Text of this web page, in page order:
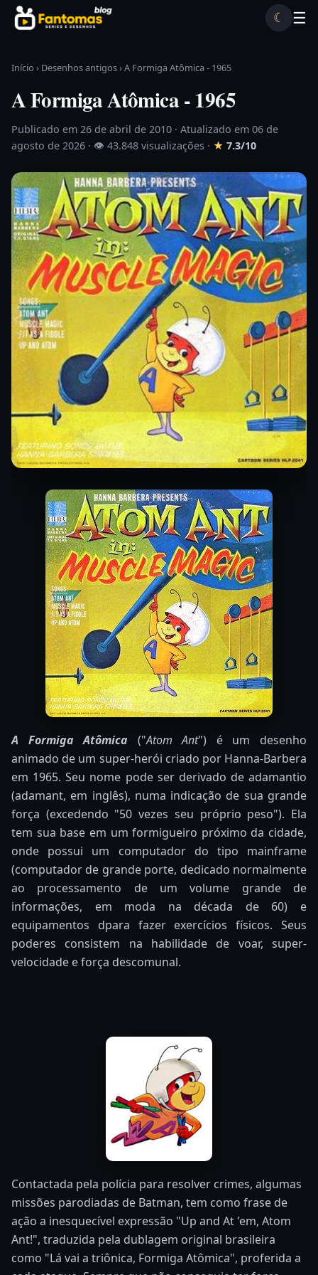
Pular para o conteúdo
☰
☾
Início › Desenhos antigos›A Formiga Atômica - 1965
A Formiga Atômica - 1965
Publicado em 26 de abril de 2010 · Atualizado em 06 de
agosto de 2026 · 👁 43.848 visualizações · ★ 7.3/10
A Formiga Atômica ("Atom Ant") é um desenho
animado de um super-herói criado por Hanna-Barbera
em 1965. Seu nome pode ser derivado de adamantio
(adamant, em inglês), numa indicação de sua grande
força (excedendo "50 vezes seu próprio peso"). Ela
tem sua base em um formigueiro próximo da cidade,
onde possui um computador do tipo mainframe
(computador de grande porte, dedicado normalmente
ao processamento de um volume grande de
informações, em moda na década de 60) e
equipamentos dpara fazer exercícios físicos. Seus
poderes consistem na habilidade de voar, super-
velocidade e força descomunal.
Contactada pela polícia para resolver crimes, algumas
missões parodiadas de Batman, tem como frase de
ação a inesquecível expressão "Up and At 'em, Atom
Ant!", traduzida pela dublagem original brasileira
como "Lá vai a triônica, Formiga Atômica", proferida a